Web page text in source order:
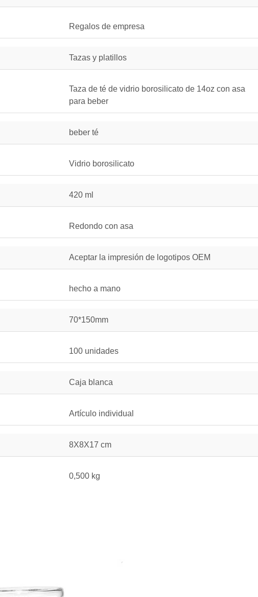
Regalos de empresa
Tazas y platillos
Taza de té de vidrio borosilicato de 14oz con asa
para beber
beber té
Vidrio borosilicato
420 ml
Redondo con asa
Aceptar la impresión de logotipos OEM
hecho a mano
70*150mm
100 unidades
Caja blanca
Artículo individual
8X8X17 cm
0,500 kg